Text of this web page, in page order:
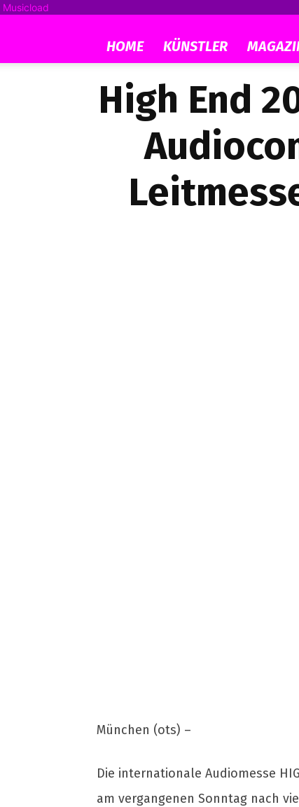
Musicload
HOME KÜNSTLER
High End
München (ots) –
Die internationale Audiomesse
am vergangenen Sonntag nach